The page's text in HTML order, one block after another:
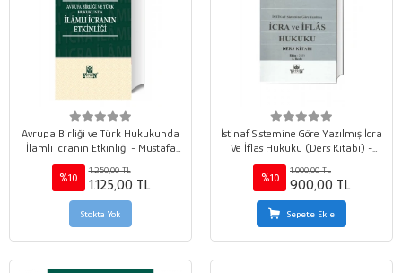
Avrupa Birliği ve Türk Hukukunda
İlâmlı İcranın Etkinliği - Mustafa
Serdar Özbek
%10
1.250,00 TL
1.125,00 TL
Stokta Yok
İstinaf Sistemine Göre Yazılmış İcra
Ve İflâs Hukuku (Ders Kitabı) -
Baki Kuru - Burak Aydın
%10
1.000,00 TL
900,00 TL
Sepete Ekle